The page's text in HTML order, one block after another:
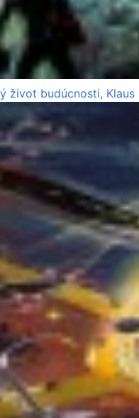
život budúcnosti, Klaus